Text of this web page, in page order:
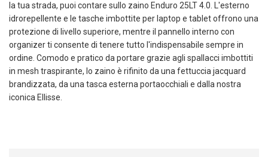
la tua strada, puoi contare sullo zaino Enduro 25LT 4.0. L'esterno
idrorepellente e le tasche imbottite per laptop e tablet offrono una
protezione di livello superiore, mentre il pannello interno con
organizer ti consente di tenere tutto l'indispensabile sempre in
ordine. Comodo e pratico da portare grazie agli spallacci imbottiti
in mesh traspirante, lo zaino è rifinito da una fettuccia jacquard
brandizzata, da una tasca esterna portaocchiali e dalla nostra
iconica Ellisse.